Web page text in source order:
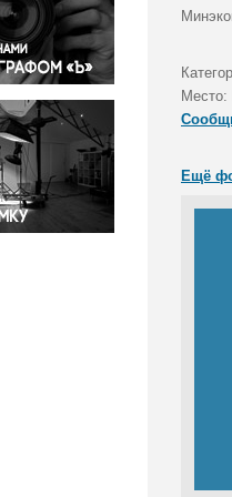
и конфликты
бизнес
Место:
Ещё